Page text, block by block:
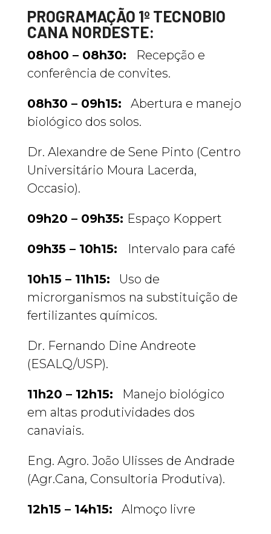
PROGRAMAÇÃO 1º TECNOBIO
CANA NORDESTE:
08h00 – 08h30:
Recepção e
conferência de convites.
08h30 – 09h15: Abertura e manejo
biológico dos solos.
Dr. Alexandre de Sene Pinto (Centro
Universitário Moura Lacerda,
Occasio).
09h20 – 09h35: Espaço Koppert
09h35 – 10h15: Intervalo para café
10h15 – 11h15: Uso de
microrganismos na substituição de
fertilizantes químicos.
Dr. Fernando Dine Andreote
(ESALQ/USP).
11h20 – 12h15: Manejo biológico
em altas produtividades dos
canaviais.
Eng. Agro. João Ulisses de Andrade
(Agr.Cana, Consultoria Produtiva).
12h15 – 14h15: Almoço livre